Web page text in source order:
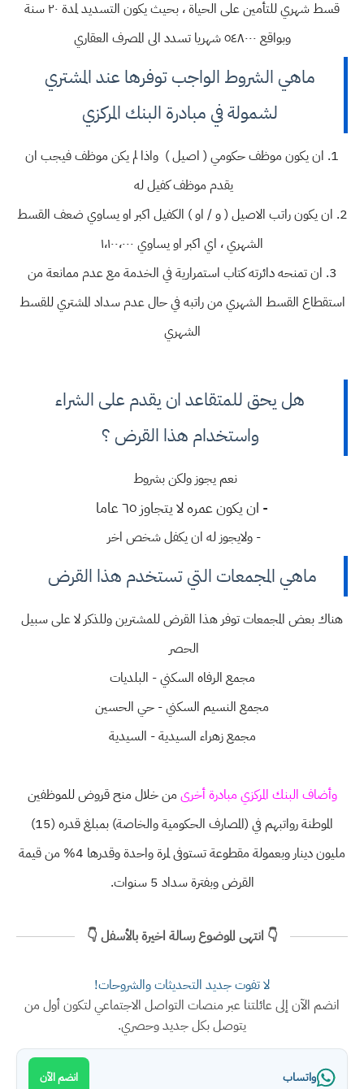
قسط شهري للتأمين على الحياة ، بحيث يكون التسديد لمدة ٢٠ سنة
وبواقع ٥٤٨٠٠٠ شهريا تسدد الى المصرف العقاري
ماهي الشروط الواجب توفرها عند المشتري
لشمولة في مبادرة البنك المركزي
1. ان يكون موظف حكومي ( اصيل ) واذا لم يكن موظف فيجب ان
يقدم موظف كفيل له
2. ان يكون راتب الاصيل ( و / او ) الكفيل اكبر او يساوي ضعف القسط
الشهري ، اي اكبر او يساوي ١،١٠٠،٠٠٠
3. ان تمنحه دائرته كتاب استمرارية في الخدمة مع عدم ممانعة من
استقطاع القسط الشهري من راتبه في حال عدم سداد المشتري للقسط
الشهري
هل يحق للمتقاعد ان يقدم على الشراء
واستخدام هذا القرض ؟
نعم يجوز ولكن بشروط
- ان يكون عمره لا يتجاوز ٦٥ عاما
- ولايجوز له ان يكفل شخص اخر
ماهي المجمعات التي تستخدم هذا القرض
هناك بعض المجمعات توفر هذا القرض للمشترين وللذكر لا على سبيل
الحصر
مجمع الرفاه السكني - البلديات
مجمع النسيم السكني - حي الحسين
مجمع زهراء السيدية - السيدية
وأضاف البنك المركزي مبادرة أخرى من خلال منح قروض للموظفين
الموطنة رواتبهم في (المصارف الحكومية والخاصة) بمبلغ قدره (15)
مليون دينار وبعمولة مقطوعة تستوفى لمرة واحدة وقدرها 4% من قيمة
القرض وبفترة سداد 5 سنوات.
👇 انتهى الموضوع رسالة اخيرة بالأسفل 👇
لا تفوت جديد التحديثات والشروحات!
انضم الآن إلى عائلتنا عبر منصات التواصل الاجتماعي لتكون أول من
يتوصل بكل جديد وحصري.
واتساب انضم الآن